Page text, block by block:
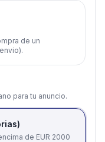
de un
para tu anuncio.
de EUR 2000